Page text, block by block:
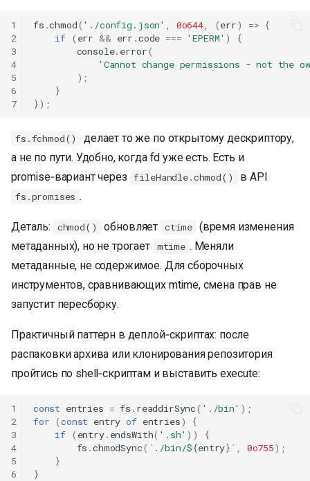
1
2
3
4
5
6
7
fs .chmod( './config.json' , 0o644, (err) => {
if ( err && err .code === 'EPERM' )
{
console. error(
'Cannot change permissions - not the
);
}
});
fs.fchmod()
делает то же по открытому дескриптору,
а не по пути. Удобно, когда fd уже есть. Есть и
promise‑вариант через fileHandle.chmod() в API
fs.promises .
Деталь: chmod() обновляет ctime (время изменения
метаданных), но не трогает mtime . Меняли
метаданные, не содержимое. Для сборочных
инструментов, сравнивающих mtime, смена прав не
запустит пересборку.
Практичный паттерн в деплой‑скриптах: после
распаковки архива или клонирования репозитория
пройтись по shell‑скриптам и выставить execute:
1
2
3
4
5
6
const entries = fs . readdirSync( './bin' );
for (const entry of entries)
{
if ( entry. endsWith( '.sh' ))
{
fs .chmodSync( `./bin/${entry} ` , 0o755);
}
}